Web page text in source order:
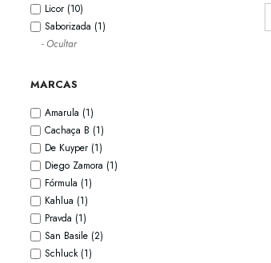
Licor (10)
Saborizada (1)
- Ocultar
MARCAS
Amarula (1)
Cachaça B (1)
De Kuyper (1)
Diego Zamora (1)
Fórmula (1)
Kahlua (1)
Pravda (1)
San Basile (2)
Schluck (1)